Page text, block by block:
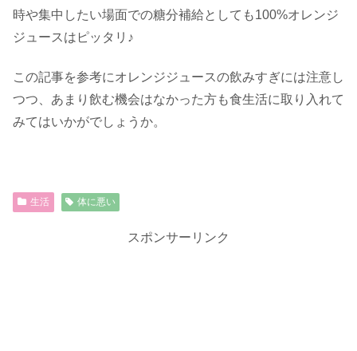
時や集中したい場面での糖分補給としても100%オレンジ
ジュースはピッタリ♪
この記事を参考にオレンジジュースの飲みすぎには注意し
つつ、あまり飲む機会はなかった方も食生活に取り入れて
みてはいかがでしょうか。
生活 体に悪い
スポンサーリンク